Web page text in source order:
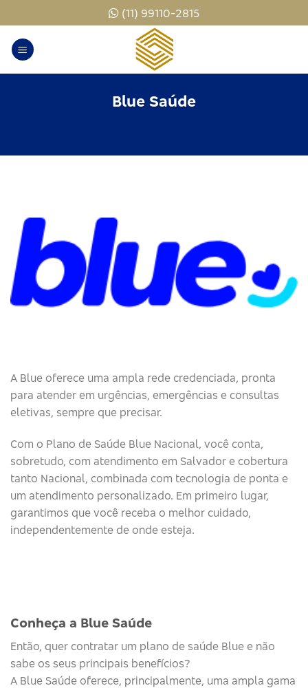
to
content
(11) 99110-2815
Blue Saúde
A Blue oferece uma ampla rede credenciada, pronta
para atender em urgências, emergências e consultas
eletivas, sempre que precisar.
Com o Plano de Saúde Blue Nacional, você conta,
sobretudo, com atendimento em Salvador e cobertura
tanto Nacional, combinada com tecnologia de ponta e
um atendimento personalizado. Em primeiro lugar,
garantimos que você receba o melhor cuidado,
independentemente de onde esteja.
Conheça a Blue Saúde
Então, quer contratar um plano de saúde Blue e não
sabe os seus principais benefícios?
A Blue Saúde oferece, principalmente, uma ampla gama